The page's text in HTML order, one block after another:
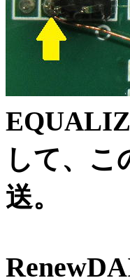
して、
送。